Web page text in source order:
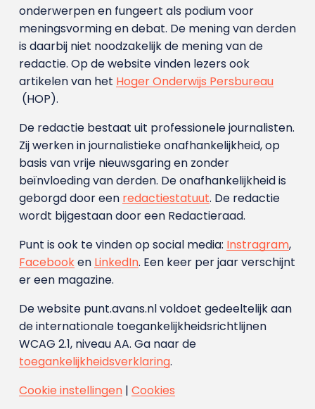
onderwerpen en fungeert als podium voor
meningsvorming en debat. De mening van derden
is daarbij niet noodzakelijk de mening van de
redactie. Op de website vinden lezers ook
artikelen van het Hoger Onderwijs Persbureau
(HOP).
De redactie bestaat uit professionele journalisten.
Zij werken in journalistieke onafhankelijkheid, op
basis van vrije nieuwsgaring en zonder
beïnvloeding van derden. De onafhankelijkheid is
geborgd door een redactiestatuut. De redactie
wordt bijgestaan door een Redactieraad.
Punt is ook te vinden op social media: Instragram,
Facebooken LinkedIn. Een keer per jaar verschijnt
er een magazine.
De website punt.avans.nl voldoet gedeeltelijk aan
de internationale toegankelijkheidsrichtlijnen
WCAG 2.1, niveau AA. Ga naar de
toegankelijkheidsverklaring.
Cookie instellingen| Cookies